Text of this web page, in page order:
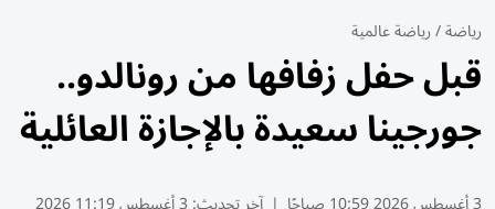
رياضة/رياضة عالمية
قبل حفل زفافها من رونالدو..
جورجينا سعيدة بالإجازة العائلية